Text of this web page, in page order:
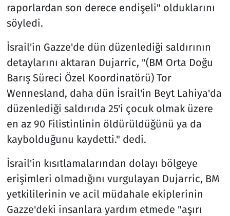
raporlardan son derece endişeli" olduklarını
söyledi.
İsrail'in Gazze'de dün düzenlediği saldırının
detaylarını aktaran Dujarric, "(BM Orta Doğu
Barış Süreci Özel Koordinatörü) Tor
Wennesland, daha dün İsrail'in Beyt Lahiya'da
düzenlediği saldırıda 25'i çocuk olmak üzere
en az 90 Filistinlinin öldürüldüğünü ya da
kaybolduğunu kaydetti." dedi.
İsrail'in kısıtlamalarından dolayı bölgeye
erişimleri olmadığını vurgulayan Dujarric, BM
yetkililerinin ve acil müdahale ekiplerinin
Gazze'deki insanlara yardım etmede "aşırı